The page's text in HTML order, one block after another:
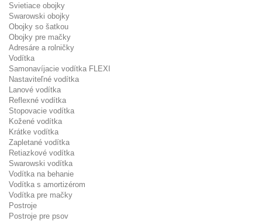
Svietiace obojky
Swarowski obojky
Obojky so šatkou
Obojky pre mačky
Adresáre a rolničky
Vodítka
Samonavíjacie vodítka FLEXI
Nastaviteľné vodítka
Lanové vodítka
Reflexné vodítka
Stopovacie vodítka
Kožené vodítka
Krátke vodítka
Zapletané vodítka
Retiazkové vodítka
Swarowski vodítka
Vodítka na behanie
Vodítka s amortizérom
Vodítka pre mačky
Postroje
Postroje pre psov